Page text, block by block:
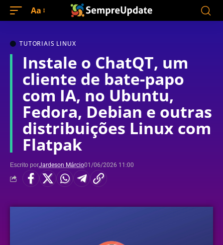
Aa
TUTORIAIS LINUX
Instale o ChatQT, um
cliente de bate-papo
com IA, no Ubuntu,
Fedora, Debian e outras
distribuições Linux com
Flatpak
Escrito porJardeson Márcio01/06/2026 11:00